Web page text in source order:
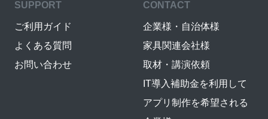
SUPPORT
ご利用ガイド
よくある質問
お問い合わせ
CONTACT
企業様・自治体様
家具関連会社様
取材・講演依頼
IT導入補助金を利用して
アプリ制作を希望される